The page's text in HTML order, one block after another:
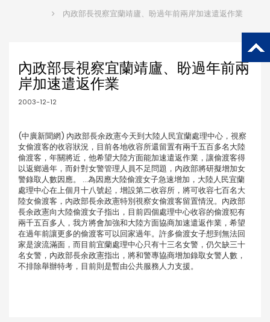
內政部長視察宜蘭靖廬、盼過年前兩岸加速遣返作業
內政部長視察宜蘭靖廬、盼過年前兩
岸加速遣返作業
2003-12-12
(中廣新聞網) 內政部長余政憲今天到大陸人民宜蘭處理中心，視察
女偷渡客的收容狀況，目前各地收容所還留置有兩千五百多名大陸
偷渡客，年關將近，他希望大陸方面能加速遣返作業，讓偷渡客得
以返鄉過年，而針對女警管理人員不足問題，內政部將研擬增加女
警錄取人數因應。 …為因應大陸偷渡女子急速增加，大陸人民宜蘭
處理中心在上個月十八號起，增設第二收容所，將可收容七百名大
陸女偷渡客，內政部長余政憲特別視察女偷渡客留置情況。內政部
長余政憲向大陸偷渡女子指出，目前四個處理中心收容的偷渡犯有
兩千五百多人，我方將會加強和大陸方面協商加速遣返作業，希望
在過年前讓更多的偷渡客可以回家過年。許多偷渡女子想到無法回
家是淚流滿面，而目前宜蘭處理中心只有十三名女警，仍欠缺三十
名女警，內政部長余政憲指出，將和警專協商增加錄取女警人數，
不排除舉辦特考，目前則是暫由公共服務人力支援。